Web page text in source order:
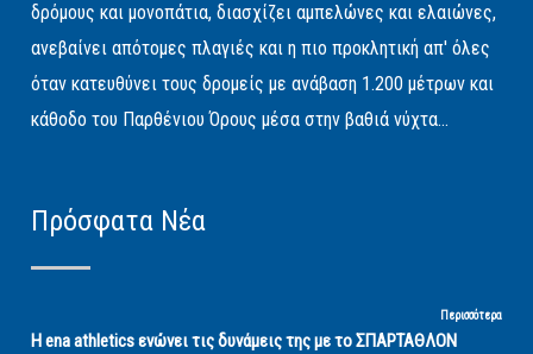
δρόμους και μονοπάτια, διασχίζει αμπελώνες και ελαιώνες,
ανεβαίνει απότομες πλαγιές και η πιο προκλητική απ' όλες
όταν κατευθύνει τους δρομείς με ανάβαση 1.200 μέτρων και
κάθοδο του Παρθένιου Όρους μέσα στην βαθιά νύχτα...
Πρόσφατα Νέα
Περισσότερα
Η ena athletics ενώνει τις δυνάμεις της με το ΣΠΑΡΤΑΘΛΟΝ